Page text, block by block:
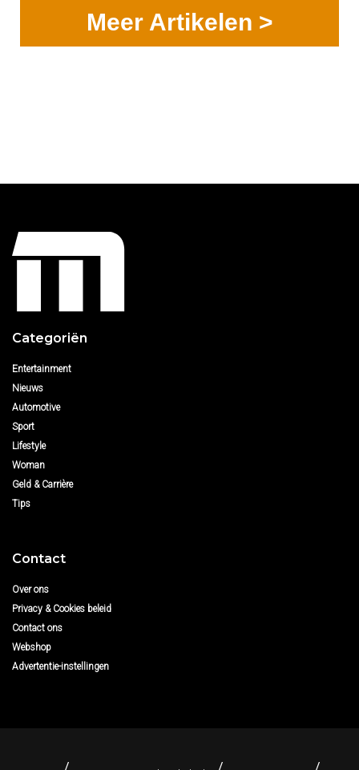
Meer Artikelen >
Categoriën
Entertainment
Nieuws
Automotive
Sport
Lifestyle
Woman
Geld & Carrière
Tips
Contact
Over ons
Privacy & Cookies beleid
Contact ons
Webshop
Advertentie-instellingen